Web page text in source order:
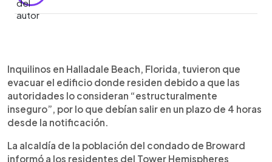
Escuchar artículo
Inquilinos en Halladale Beach, Florida, tuvieron que
evacuar el edificio donde residen debido a que las
autoridades lo consideran “estructuralmente
inseguro”, por lo que debían salir en un plazo de 4 horas
desde la notificación.
La alcaldía de la población del condado de Broward
informó a los residentes del Tower Hemispheres